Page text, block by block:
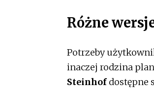
Różne
Potrzeby
inaczej rodzina
Steinhof dostępne